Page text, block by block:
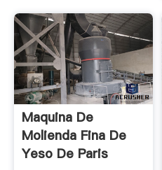
Maquina De
Molienda Fina De
Yeso De Paris